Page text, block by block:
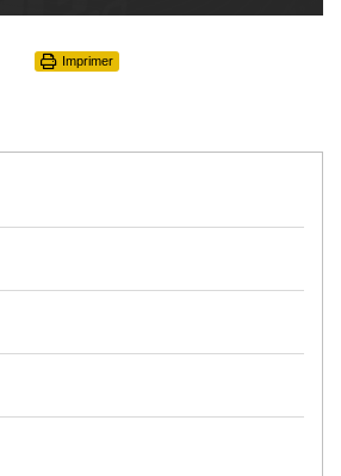
Imprimer